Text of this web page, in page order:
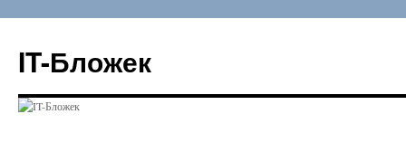
содержимому
IT-Бложек